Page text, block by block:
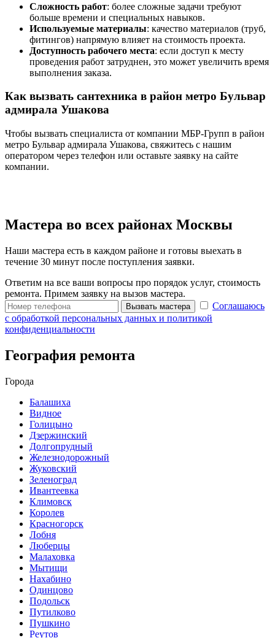
Сложность работ: более сложные задачи требуют
больше времени и специальных навыков.
Используемые материалы: качество материалов (труб,
фитингов) напрямую влияет на стоимость проекта.
Доступность рабочего места: если доступ к месту
проведения работ затруднен, это может увеличить время
выполнения заказа.
Как вызвать сантехника в район метро Бульвар
адмирала Ушакова
Чтобы вызвать специалиста от компании МБР-Групп в район
метро Бульвар адмирала Ушакова, свяжитесь с нашим
оператором через телефон или оставьте заявку на сайте
компании.
Мастера во всех районах Москвы
Наши мастера есть в каждом районе и готовы выехать в
течение 30 минут после поступления заявки.
Ответим на все ваши вопросы про порядок услуг, стоимость
ремонта. Примем заявку на вызов мастера.
Вызвать мастера
Соглашаюсь
с обработкой персональных данных и политикой
конфиденциальности
География ремонта
Города
Балашиха
Видное
Голицыно
Дзержинский
Долгопрудный
Железнодорожный
Жуковский
Зеленоград
Ивантеевка
Климовск
Королев
Красногорск
Лобня
Люберцы
Малаховка
Мытищи
Нахабино
Одинцово
Подольск
Путилково
Пушкино
Реутов